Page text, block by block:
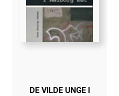
DE VILDE UNGE I